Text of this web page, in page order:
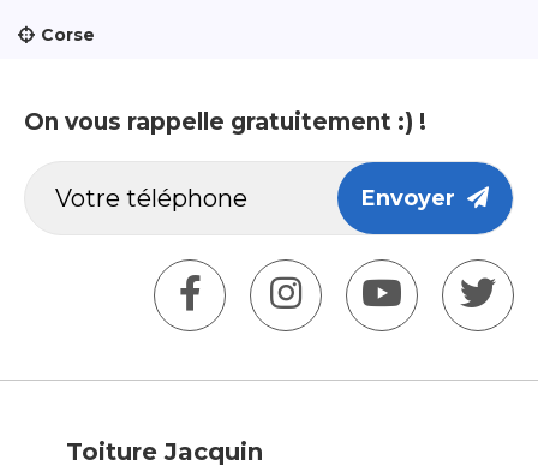
Corse
On vous rappelle gratuitement :) !
Envoyer
Toiture Jacquin